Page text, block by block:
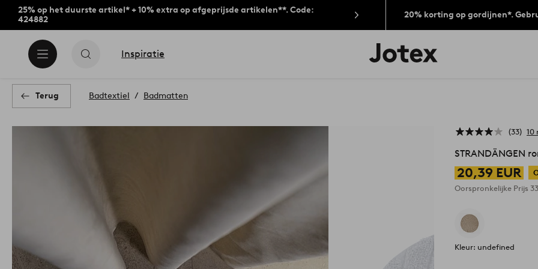
25% op het duurste artikel* + 10% extra op afgeprijsde artikelen**. Code:
424882
20% korting op gordijnen*.
Inspiratie
Jotex
logo
Terug Badtextiel Badmatten
33 10
STRANDÄNGEN
20,39 EUR
Oorspronkelijke Prijs
Kleur: undefined